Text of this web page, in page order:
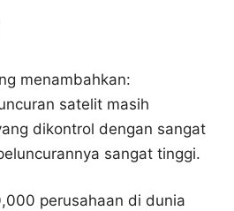
menambahkan:
satelit masih
dikontrol dengan sangat
sangat tinggi.
perusahaan di dunia